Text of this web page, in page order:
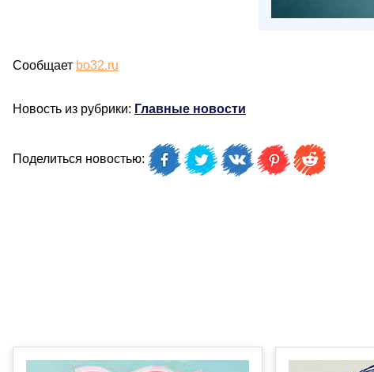
Сообщает bo32.ru
Новость из рубрики: Главные новости
Поделиться новостью: